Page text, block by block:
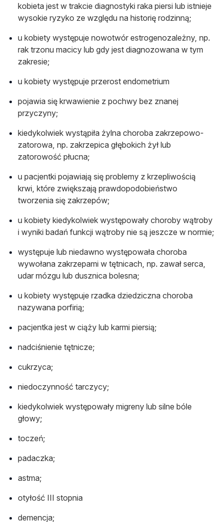
kobieta jest w trakcie diagnostyki raka piersi lub istnieje
wysokie ryzyko ze względu na historię rodzinną;
u kobiety występuje nowotwór estrogenozależny, np.
rak trzonu macicy lub gdy jest diagnozowana w tym
zakresie;
u kobiety występuje przerost endometrium
pojawia się krwawienie z pochwy bez znanej
przyczyny;
kiedykolwiek wystąpiła żylna choroba zakrzepowo-
zatorowa, np. zakrzepica głębokich żył lub
zatorowość płucna;
u pacjentki pojawiają się problemy z krzepliwością
krwi, które zwiększają prawdopodobieństwo
tworzenia się zakrzepów;
u kobiety kiedykolwiek występowały choroby wątroby
i wyniki badań funkcji wątroby nie są jeszcze w normie;
występuje lub niedawno występowała choroba
wywołana zakrzepami w tętnicach, np. zawał serca,
udar mózgu lub dusznica bolesna;
u kobiety występuje rzadka dziedziczna choroba
nazywana porfirią;
pacjentka jest w ciąży lub karmi piersią;
nadciśnienie tętnicze;
cukrzyca;
niedoczynność tarczycy;
kiedykolwiek występowały migreny lub silne bóle
głowy;
toczeń;
padaczka;
astma;
otyłość III stopnia
demencja;